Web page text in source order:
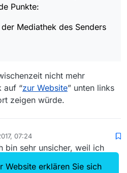
Punkte:
Mediathek des Senders
nicht mehr
auf “zur Website” unten links
zeigen würde.
07:24
bin sehr unsicher, weil ich
:-(
Website erklären Sie sich